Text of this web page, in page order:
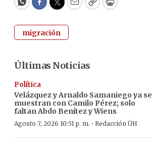
WhatsApp
Facebook
Twitter
EmailCopyPrint
migración
Últimas Noticias
Política
Velázquez y Arnaldo Samaniego ya se
muestran con Camilo Pérez; solo
faltan Abdo Benítez y Wiens
Agosto 7, 2026 10:51 p. m. · Redacción ÚH